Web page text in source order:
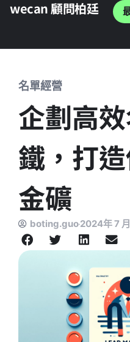
wecan 顧問柏廷
名單經營
企劃高
鐵，打
金礦
boting.guo2024年 7